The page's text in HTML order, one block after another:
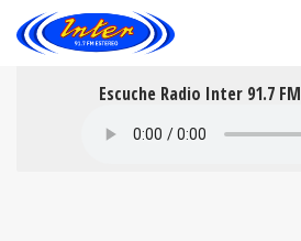
Escuche Radio Inter 91.7 FM